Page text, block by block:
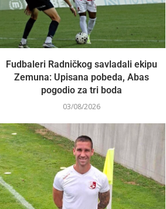
Fudbaleri Radničkog savladali ekipu
Zemuna: Upisana pobeda, Abas
pogodio za tri boda
03/08/2026